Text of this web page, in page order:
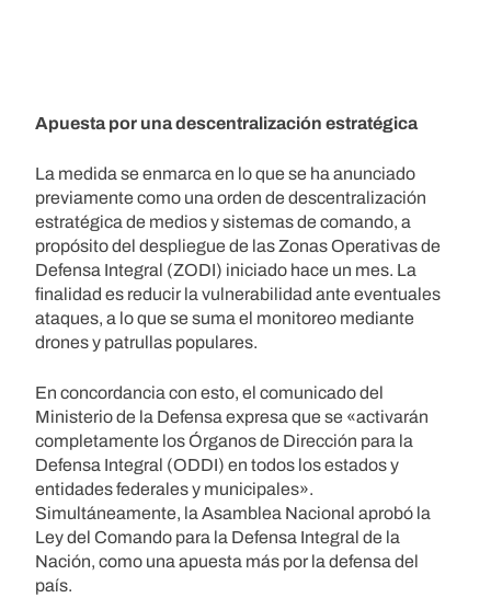
Apuesta por una descentralización estratégica
La medida se enmarca en lo que se ha anunciado
previamente como una orden de descentralización
estratégica de medios y sistemas de comando, a
propósito del despliegue de las Zonas Operativas de
Defensa Integral (ZODI) iniciado hace un mes. La
finalidad es reducir la vulnerabilidad ante eventuales
ataques, a lo que se suma el monitoreo mediante
drones y patrullas populares.
En concordancia con esto, el comunicado del
Ministerio de la Defensa expresa que se «activarán
completamente los Órganos de Dirección para la
Defensa Integral (ODDI) en todos los estados y
entidades federales y municipales».
Simultáneamente, la Asamblea Nacional aprobó la
Ley del Comando para la Defensa Integral de la
Nación, como una apuesta más por la defensa del
país.